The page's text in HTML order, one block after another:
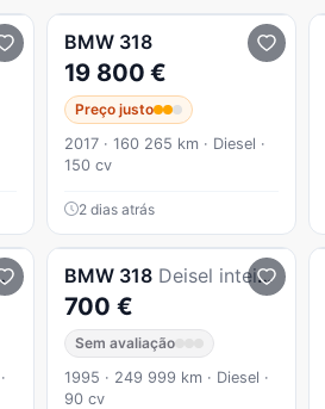
BMW 318
19 800 €
Preço justo
2017 · 160 265 km · Diesel ·
150 cv
2 dias atrás
BMW 318 Deisel inteiro para peças com documentos ler
700 €
Sem avaliação
1995 · 249 999 km · Diesel ·
90 cv